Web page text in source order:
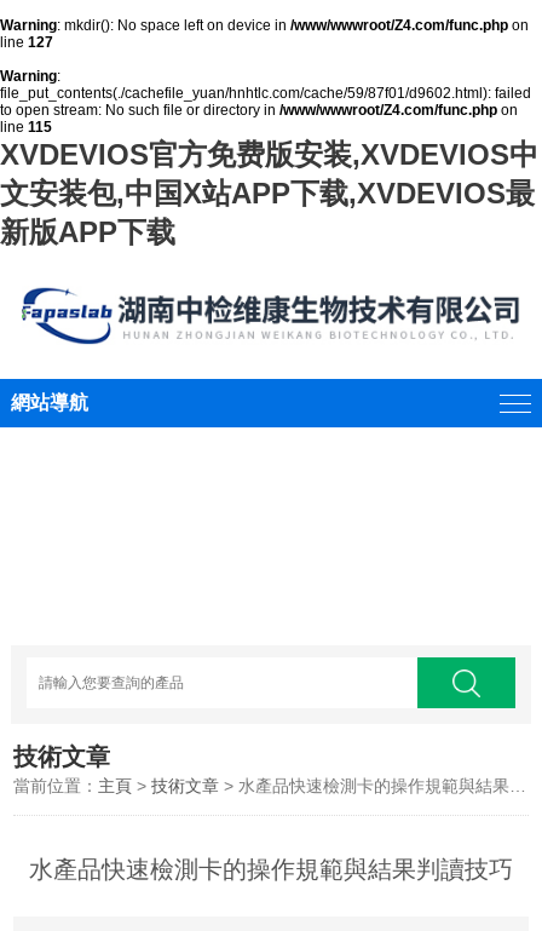
Warning: mkdir(): No space left on device in /www/wwwroot/Z4.com/func.php on
line 127
Warning:
file_put_contents(./cachefile_yuan/hnhtlc.com/cache/59/87f01/d9602.html): failed
to open stream: No such file or directory in /www/wwwroot/Z4.com/func.php on
line 115
XVDEVIOS官方免费版安装,XVDEVIOS中
文安装包,中国X站APP下载,XVDEVIOS最
新版APP下载
網站導航
技術文章
當前位置： 主頁 >技術文章 > 水產品快速檢測卡的操作規範與結果判讀技巧
水產品快速檢測卡的操作規範與結果判讀技巧